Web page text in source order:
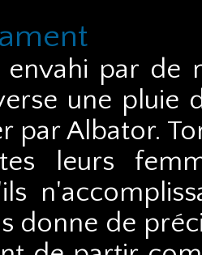
envahi par de
une pluie
par Albator.
leurs
donne de